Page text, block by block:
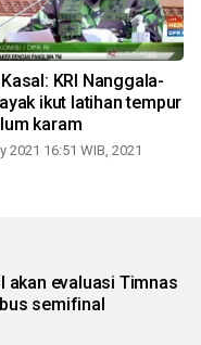
KRI Nanggala-
ikut latihan tempur
karam
2021 16:51 WIB, 2021
akan evaluasi Timnas
semifinal